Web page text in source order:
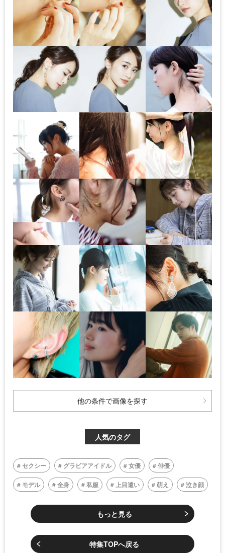
他の条件で画像を探す
人気のタグ
セクシー グラビアアイドル 女優 俳優
モデル 全身 私服 上目遣い 萌え 泣き顔
もっと見る
特集TOPへ戻る